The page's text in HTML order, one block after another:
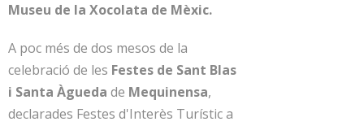
Museu de la Xocolata de Mèxic.
A poc més de dos mesos de la
celebració de les Festes de Sant Blas
i Santa Àgueda de Mequinensa,
declarades Festes d'Interès Turístic a